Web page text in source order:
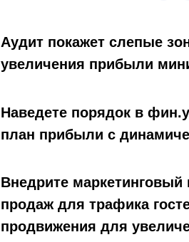
Наведете порядок в
план прибыли с
Аудит покажет слепые
увеличения прибыли
Внедрите маркетинговый
продаж для трафика
продвижения для